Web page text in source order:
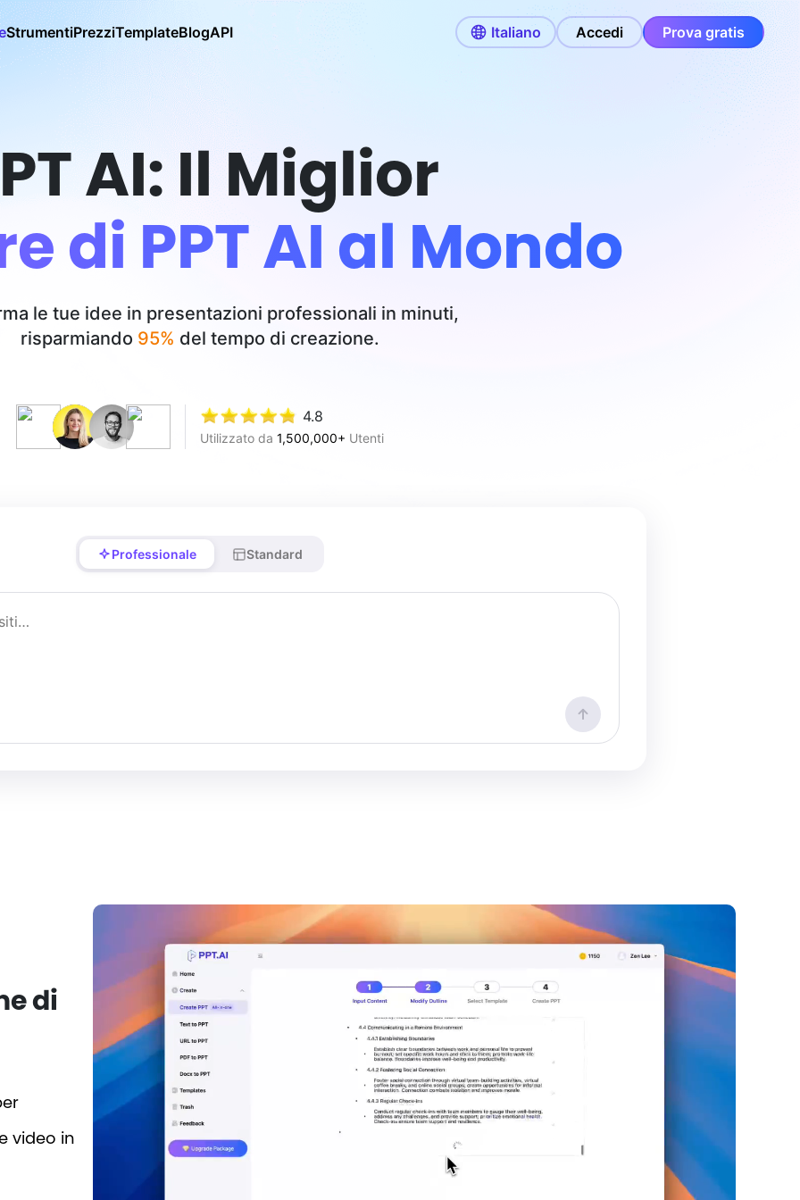
StrumentiPrezziTemplateBlogAPI Italiano Accedi Prova gratis
AI: Il Miglior
di PPT AI al Mondo
le tue idee in presentazioni professionali in minuti,
risparmiando 95% del tempo di creazione.
4.8
Utilizzato da 1,500,000+ Utenti
Professionale Standard
di
video in